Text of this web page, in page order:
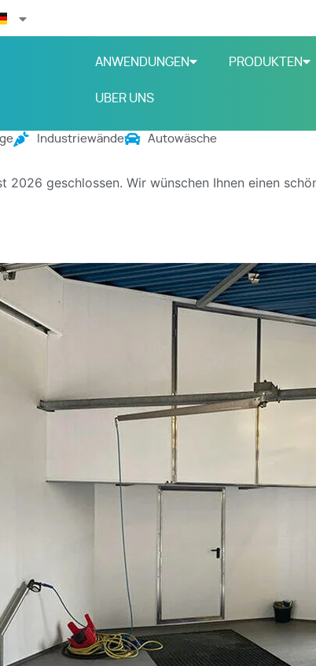
ANWENDUNGEN PRODUKTEN
UBER UNS
Industriewände Autowäsche
2026 geschlossen. Wir wünschen Ihnen einen